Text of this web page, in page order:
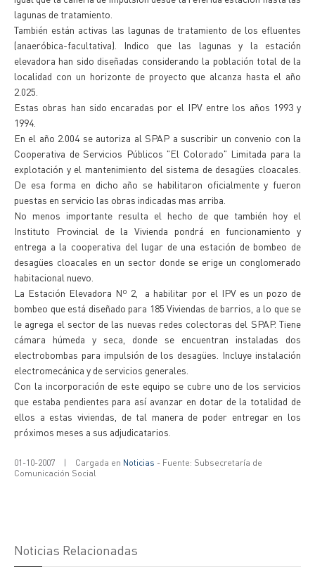
lagunas de tratamiento.
También están activas las lagunas de tratamiento de los efluentes
(anaeróbica-facultativa). Indico que las lagunas y la estación
elevadora han sido diseñadas considerando la población total de la
localidad con un horizonte de proyecto que alcanza hasta el año
2.025.
Estas obras han sido encaradas por el IPV entre los años 1993 y
1994.
En el año 2.004 se autoriza al SPAP a suscribir un convenio con la
Cooperativa de Servicios Públicos "El Colorado" Limitada para la
explotación y el mantenimiento del sistema de desagües cloacales.
De esa forma en dicho año se habilitaron oficialmente y fueron
puestas en servicio las obras indicadas mas arriba.
No menos importante resulta el hecho de que también hoy el
Instituto Provincial de la Vivienda pondrá en funcionamiento y
entrega a la cooperativa del lugar de una estación de bombeo de
desagües cloacales en un sector donde se erige un conglomerado
habitacional nuevo.
La Estación Elevadora Nº 2, a habilitar por el IPV es un pozo de
bombeo que está diseñado para 185 Viviendas de barrios, a lo que se
le agrega el sector de las nuevas redes colectoras del SPAP. Tiene
cámara húmeda y seca, donde se encuentran instaladas dos
electrobombas para impulsión de los desagües. Incluye instalación
electromecánica y de servicios generales.
Con la incorporación de este equipo se cubre uno de los servicios
que estaba pendientes para así avanzar en dotar de la totalidad de
ellos a estas viviendas, de tal manera de poder entregar en los
próximos meses a sus adjudicatarios.
01-10-2007 | Cargada en Noticias - Fuente: Subsecretaría de
Comunicación Social
Noticias Relacionadas